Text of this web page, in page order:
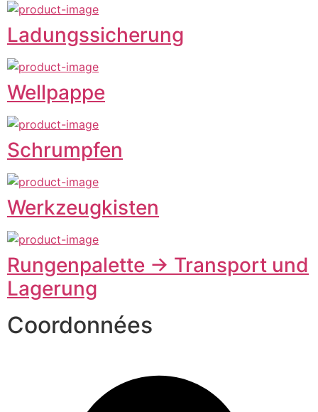
Ladungssicherung
Wellpappe
Schrumpfen
Werkzeugkisten
Rungenpalette -> Transport und
Lagerung
Coordonnées